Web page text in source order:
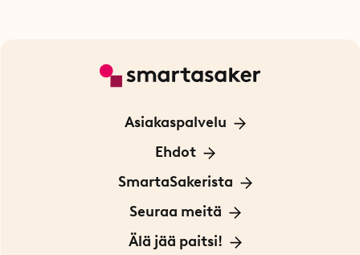
Asiakaspalvelu
Ota yhteyttä
Ehdot
Tietoa evästeistä
Yksityisyydensuoja
Sopimusehdot
SmartaSakerista
Meistä
Myymälä Tukholmassa
Seuraa meitä
Innovaattoriblogi
Älä jää paitsi!